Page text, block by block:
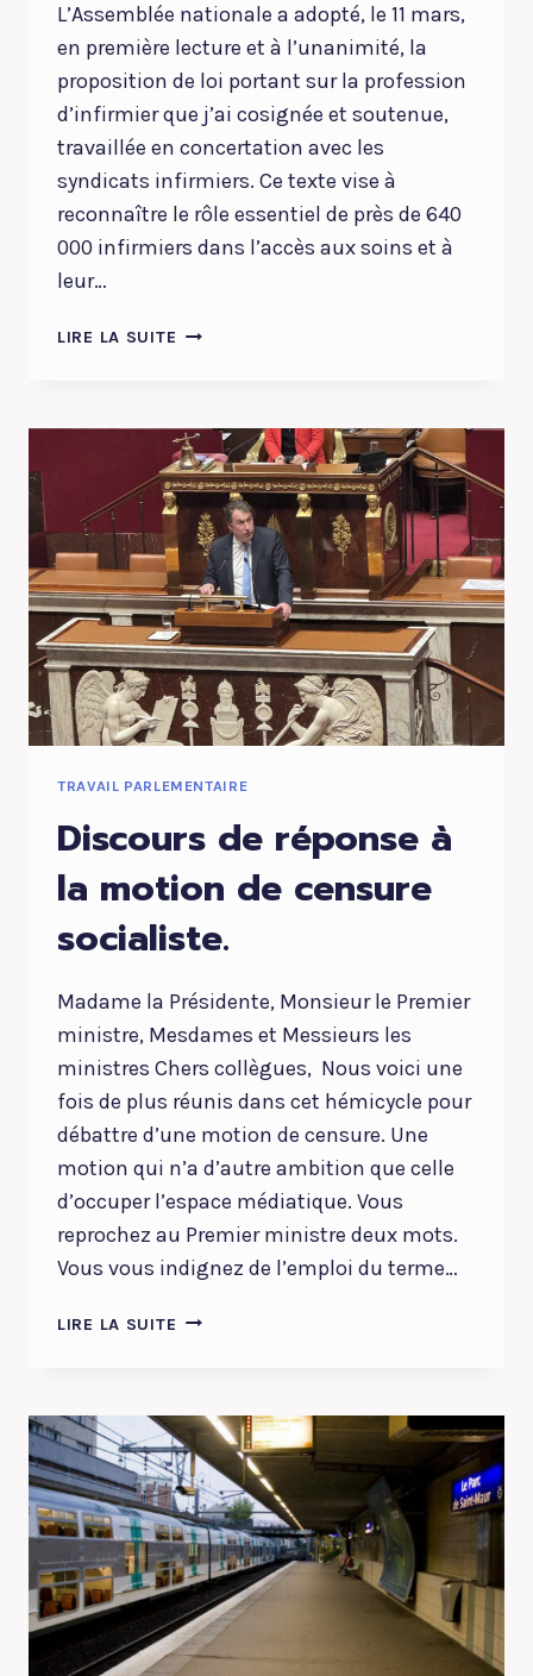
L’Assemblée nationale a adopté, le 11 mars,
en première lecture et à l’unanimité, la
proposition de loi portant sur la profession
d’infirmier que j’ai cosignée et soutenue,
travaillée en concertation avec les
syndicats infirmiers. Ce texte vise à
reconnaître le rôle essentiel de près de 640
000 infirmiers dans l’accès aux soins et à
leur…
LIRE LA SUITE LE
SUR
LA
PROFESSION
D’INFIRMIER
EST
ADOPTÉ.
TRAVAIL PARLEMENTAIRE
Discours de réponse à
la motion de censure
socialiste.
Madame la Présidente, Monsieur le Premier
ministre, Mesdames et Messieurs les
ministres Chers collègues, Nous voici une
fois de plus réunis dans cet hémicycle pour
débattre d’une motion de censure. Une
motion qui n’a d’autre ambition que celle
d’occuper l’espace médiatique. Vous
reprochez au Premier ministre deux mots.
Vous vous indignez de l’emploi du terme…
LIRE LA SUITE DISCOURS
LA
MOTION
DE
CENSURE
SOCIALISTE.